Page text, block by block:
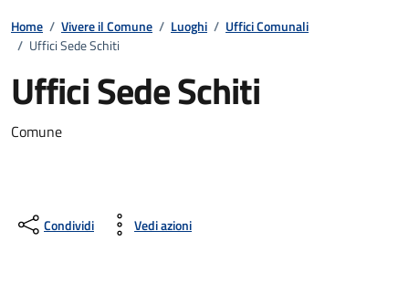
Home / Vivere il Comune / Luoghi / Uffici Comunali
/ Uffici Sede Schiti
Uffici Sede Schiti
Comune
Condividi Vedi azioni